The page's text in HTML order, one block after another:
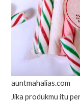
auntmahalias.com
Jika produkmu itu